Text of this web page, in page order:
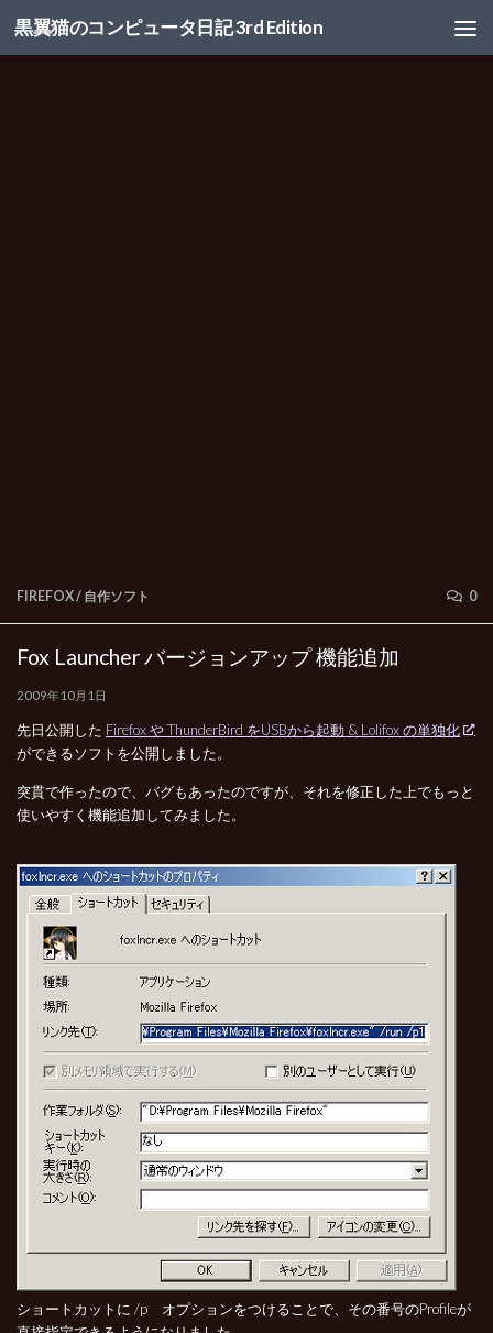
コンテンツへスキップ
黒翼猫のコンピュータ日記 3rd Edition
FIREFOX/ 自作ソフト 0
Fox Launcher バージョンアップ 機能追加
2009年10月1日
先日公開した Firefox や ThunderBird をUSBから起動 & Lolifox の単独化
ができるソフトを公開しました。
突貫で作ったので、バグもあったのですが、それを修正した上でもっと
使いやすく機能追加してみました。
ショートカットに /p オプションをつけることで、その番号のProfileが